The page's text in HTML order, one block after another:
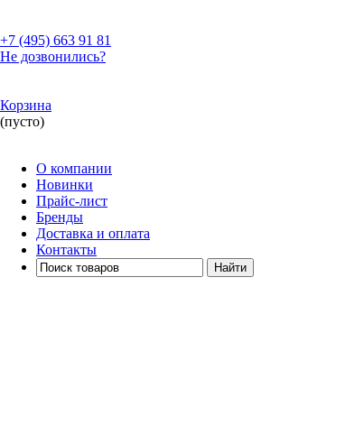
+7 (495) 663 91 81
Не дозвонились?
Корзина
(пусто)
О компании
Новинки
Прайс-лист
Бренды
Доставка и оплата
Контакты